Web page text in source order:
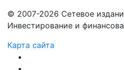
© 2007-2026 Сетевое
Инвестирование и
Карта сайта